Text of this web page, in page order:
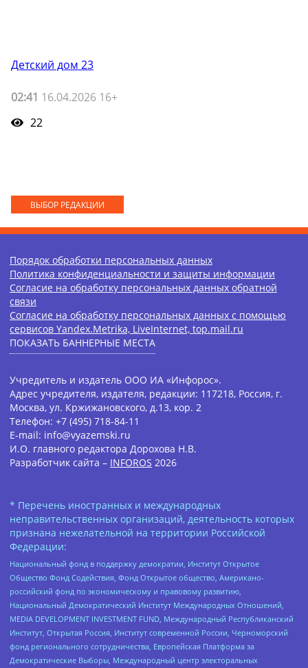
Детский дом 23
02:41 16.04.2026 16+
22
ВЫБОР РЕДАКЦИИ
Порядок обработки персональных данных
Политика конфиденциальности и защиты информации
Согласие на обработку персональных данных обратной
связи
Согласие на обработку персональных данных с помощью
сервисов Yandex.Metrika, LiveInternet, top.mail.ru
ПОКАЗАТЬ БАННЕРНЫЕ МЕСТА
Учредитель и издатель ООО ИА «Инфорос».
Адрес учредителя, издателя, редакции: 117218, Россия, г.
Москва, ул. Кржижановского, д.13, кор. 2
Телефон: +7 (495) 718-84-11
E-mail: info@vyazemski.ru
И.О. главного редактора Дорохова Н.В.
Разработчик сайта – INFOROS 2026
* Перечень иностранных и международных
неправительственных организаций, деятельность которых
признана нежелательной на территории Российской
Федерации:
Национальный фонд в поддержку демократии, Институт Открытое
Общество Фонд Содействия, Фонд Открытое общество, Американо-
российский фонд по экономическому и правовому развитию,
Национальный Демократический Институт Международных Отношений,
MEDIA DEVELOPMENT INVESTMENT FUND, Международный Республиканский
Институт, Открытая Россия, Институт современной России, Черноморский
фонд регионального сотрудничества, Европейская Платформа за
Демократические Выборы, Международный центр электоральных